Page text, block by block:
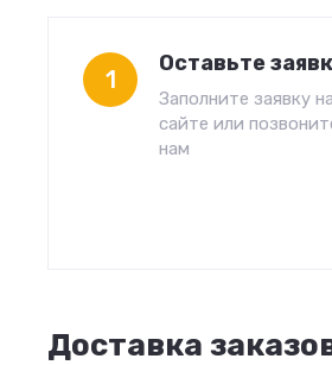
1
Оставьте
Заполните заявку на
сайте или
нам
Доставка